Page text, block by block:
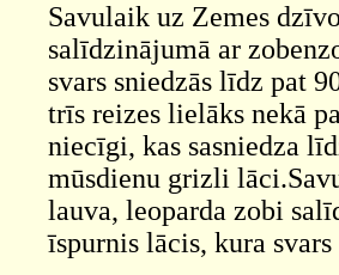
Savulaik uz Zemes
salīdzinājumā ar
svars sniedzās līdz pat
trīs reizes lielāks nekā
niecīgi, kas sasniedza
mūsdienu grizli
lauva, leoparda zobi
īspurnis lācis, kura